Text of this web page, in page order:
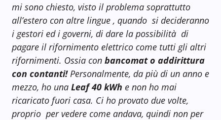
mi sono chiesto, visto il problema soprattutto
all’estero con altre lingue , quando si decideranno
i gestori ed i governi, di dare la possibilità di
pagare il rifornimento elettrico come tutti gli altri
rifornimenti. Ossia con bancomat o addirittura
con contanti!Personalmente, da più di un anno e
mezzo, ho una Leaf 40 kWh e non ho mai
ricaricato fuori casa. Ci ho provato due volte,
proprio per vedere come andava, quindi non per